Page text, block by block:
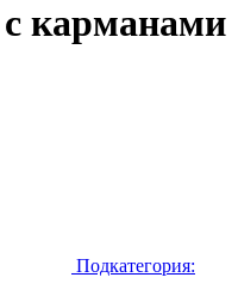
карманами
Подкатегория: